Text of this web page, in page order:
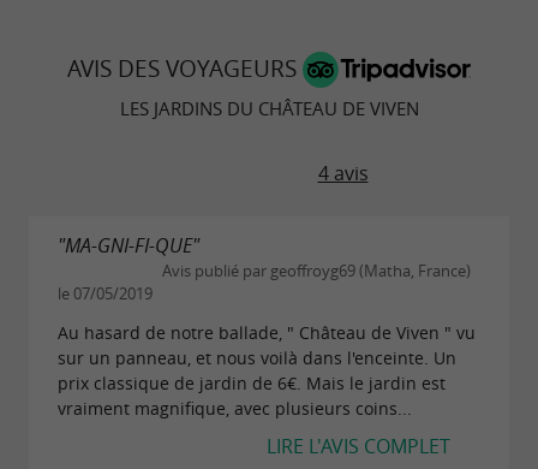
Viven proposent unespace pique-
avectables et chaises à disposition
pour un moment de détente en pleine nature.
amoureux des plantes ou tout simplement les
visiteurs en quête de calme et d’authenticité.
Informations pratiques
Ouverture : du 15 mai au 15 octobre, de 13h
AVIS DES VOYAGEURS
LES JARDINS DU CHÂTEAU DE VIVEN
4 avis
"MA-GNI-FI-QUE"
Avis publié par geoffroyg69 (Matha, France)
le 07/05/2019
Au hasard de notre ballade, " Château de Viven " vu
sur un panneau, et nous voilà dans l'enceinte. Un
prix classique de jardin de 6€. Mais le jardin est
vraiment magnifique, avec plusieurs coins...
LIRE L'AVIS COMPLET